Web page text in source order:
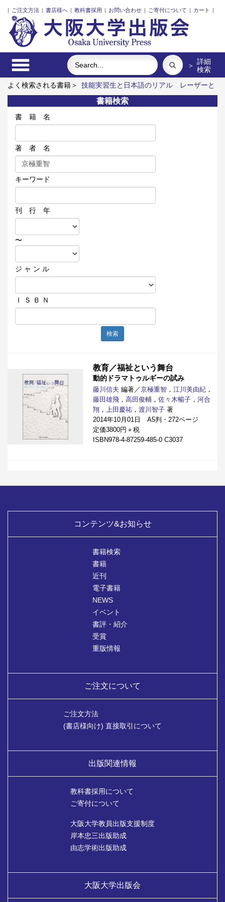
| ご注文方法 | 書店様へ | 教科書採用 | お問い合わせ | ご寄付について | カート |
＞ 詳細
検索
よく検索される書籍＞
技能実習生と日本語のリアル
レーザーと
プラズマと粒子ビーム
ロシア語
アーミッシュキルトを訪ねて
街に拓く大学
「力のある学校」の探究
書籍検索
書 籍 名
著 者 名
キーワード
刊 行 年
〜
ジ ャ ン ル
Ｉ Ｓ Ｂ Ｎ
検索
教育／福祉という舞台
動的ドラマトゥルギーの試み
藤川信夫 編著／京極重智 ， 江川美由紀 ，
藤田雄飛 ， 高田俊輔 ， 佐々木暢子 ， 河合
翔 ， 上田慶祐 ， 渡川智子 著
2014年10月01日 A5判・272ページ
定価3800円＋税
ISBN978-4-87259-485-0 C3037
コンテンツ&お知らせ
書籍検索
書籍
近刊
電子書籍
NEWS
イベント
書評・紹介
受賞
重版情報
ご注文について
ご注文方法
(書店様向け) 直接取引について
出版関連情報
教科書採用について
ご寄付について
大阪大学教員出版支援制度
岸本忠三出版助成
由志学術出版助成
大阪大学出版会